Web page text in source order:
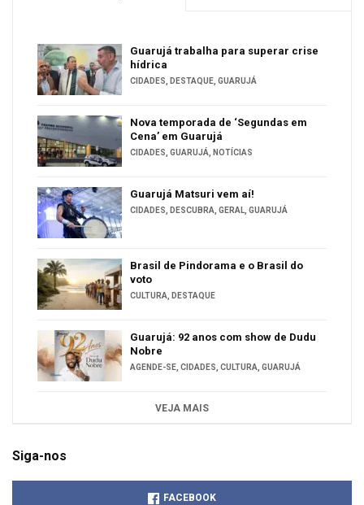
Guarujá trabalha para superar crise
hídrica
CIDADES, DESTAQUE, GUARUJÁ
Nova temporada de ‘Segundas em
Cena’ em Guarujá
CIDADES, GUARUJÁ, NOTÍCIAS
Guarujá Matsuri vem aí!
CIDADES, DESCUBRA, GERAL, GUARUJÁ
Brasil de Pindorama e o Brasil do
voto
CULTURA, DESTAQUE
Guarujá: 92 anos com show de Dudu
Nobre
AGENDE-SE, CIDADES, CULTURA, GUARUJÁ
VEJA MAIS
Siga-nos
FACEBOOK